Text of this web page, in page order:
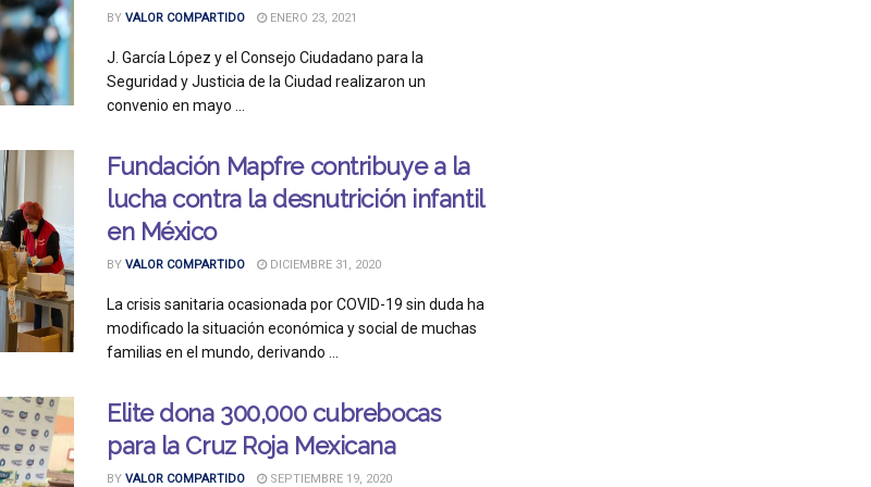
BY VALOR COMPARTIDO ENERO 23, 2021
J. García López y el Consejo Ciudadano para la
Seguridad y Justicia de la Ciudad realizaron un
convenio en mayo ...
Fundación Mapfre contribuye a la
lucha contra la desnutrición infantil
en México
BY VALOR COMPARTIDO DICIEMBRE 31, 2020
La crisis sanitaria ocasionada por COVID-19 sin duda ha
modificado la situación económica y social de muchas
familias en el mundo, derivando ...
Elite dona 300,000 cubrebocas
para la Cruz Roja Mexicana
BY VALOR COMPARTIDO SEPTIEMBRE 19, 2020